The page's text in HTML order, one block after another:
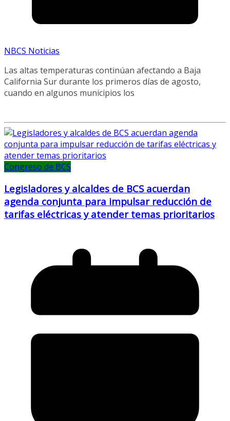
NBCS Noticias
Las altas temperaturas continúan afectando a Baja
California Sur durante los primeros días de agosto,
cuando en algunos municipios los
Congreso de BCS
Legisladores y alcaldes de BCS acuerdan
agenda conjunta para impulsar reducción de
tarifas eléctricas y atender temas prioritarios